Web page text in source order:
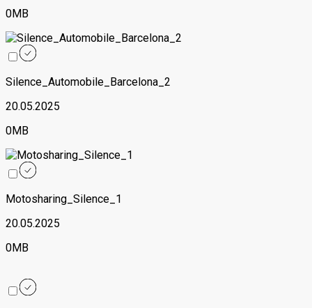
0MB
Silence_Automobile_Barcelona_2
20.05.2025
0MB
Motosharing_Silence_1
20.05.2025
0MB